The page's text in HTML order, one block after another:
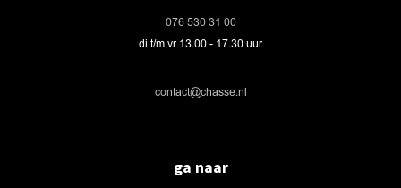
076 530 31 00
di t/m vr 13.00 - 17.30 uur
contact@chasse.nl
ga naar